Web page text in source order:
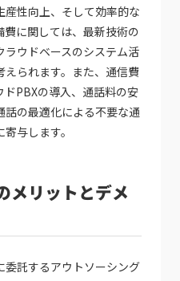
性向上、そして効率的な
に関しては、最新技術の
ウドベースのシステム活
られます。また、通信費
PBXの導入、通話料の安
の最適化による不要な通
与します。
メリットとデメ
委託するアウトソーシング